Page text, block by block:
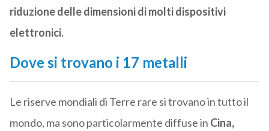
riduzione delle dimensioni di molti dispositivi
elettronici.
Dove si trovano i 17 metalli
Le riserve mondiali di Terre rare si trovano in tutto il
mondo, ma sono particolarmente diffuse in Cina,